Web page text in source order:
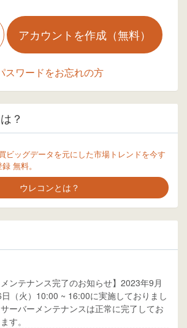
アカウントを作成（無料）
スワードをお忘れの方
？
ビッグデータを元にした市場トレンドを今す
無料。
ウレコンとは？
メンテナンス完了のお知らせ】2023年9月
（火）10:00 ~ 16:00に実施しておりまし
ーバーメンテナンスは正常に完了してお
す。